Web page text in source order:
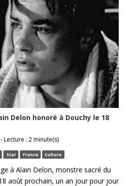
Delon honoré à Douchy le 18
Lecture : 2 minute(s)
Star France Culture
à Alain Delon, monstre sacré du
août prochain, un an jour pour jour